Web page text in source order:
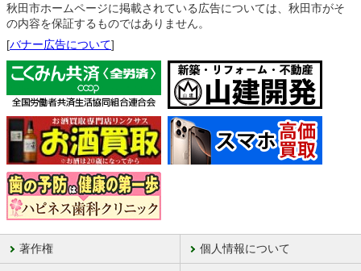
秋田市ホームページに掲載されている広告については、秋田市がそ
の内容を保証するものではありません。
[バナー広告について]
著作権 個人情報について